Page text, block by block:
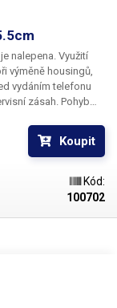
nalepena. Využití
výměně housingů,
vydáním telefonu
zásah. Pohyb
Koupit
Kód:
100702